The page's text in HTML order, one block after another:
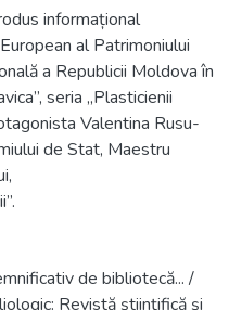
informațional
al Patrimoniului
a Republicii Moldova în
seria „Plasticienii
Valentina Rusu-
de Stat, Maestru
de bibliotecă... /
Revistă ştiinţifică şi